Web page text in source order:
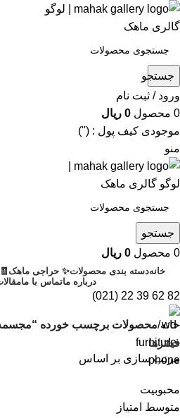
جستجو
ورود / ثبت نام
0 محصول 0 ریال
موجودی کیف پول : ('')
منو
جستجو
0 محصول 0 ریال
خانهدسته بندی محصولات✨ حراجی ماهک
درباره ماتماس با ما
82 62 39 22 (021)
خانه محصولات برچسب خورده “مجسمه
فیلترها
مرتب سازی بر اساس
محبوبیت
متوسط امتیاز